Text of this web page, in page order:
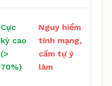
Cực
kỳ cao
(>
70%)
Nguy hiểm
tính mạng,
cấm tự ý
làm